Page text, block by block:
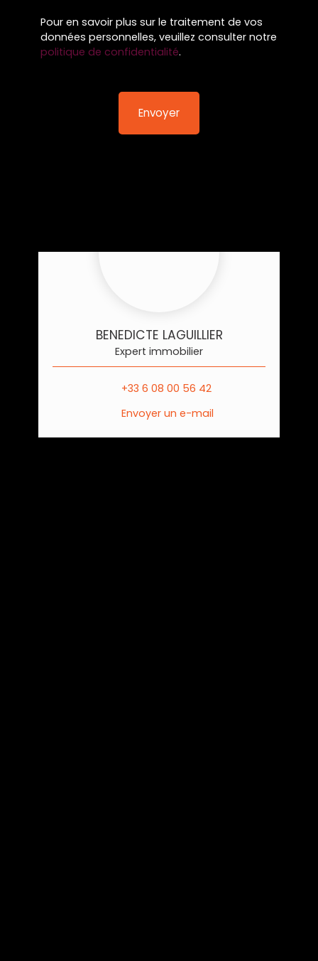
Pour en savoir plus sur le traitement de vos
données personnelles, veuillez consulter notre
politique de confidentialité.
Envoyer
BENEDICTE LAGUILLIER
Expert immobilier
+33 6 08 00 56 42
Envoyer un e-mail